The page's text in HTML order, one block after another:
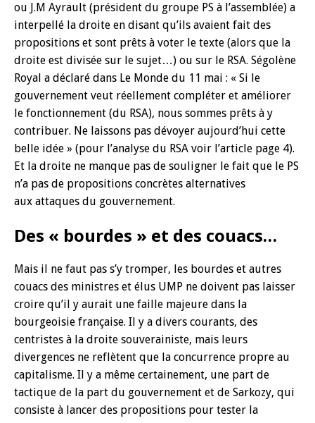
ou J.M Ayrault (président du groupe PS à l’assemblée) a
interpellé la droite en disant qu’ils avaient fait des
propositions et sont prêts à voter le texte (alors que la
droite est divisée sur le sujet…) ou sur le RSA. Ségolène
Royal a déclaré dans Le Monde du 11 mai : « Si le
gouvernement veut réellement compléter et améliorer
le fonctionnement (du RSA), nous sommes prêts à y
contribuer. Ne laissons pas dévoyer aujourd’hui cette
belle idée » (pour l’analyse du RSA voir l’article page 4).
Et la droite ne manque pas de souligner le fait que le PS
n’a pas de propositions concrètes alternatives
aux attaques du gouvernement.
Des « bourdes » et des couacs…
Mais il ne faut pas s’y tromper, les bourdes et autres
couacs des ministres et élus UMP ne doivent pas laisser
croire qu’il y aurait une faille majeure dans la
bourgeoisie française. Il y a divers courants, des
centristes à la droite souverainiste, mais leurs
divergences ne reflètent que la concurrence propre au
capitalisme. Il y a même certainement, une part de
tactique de la part du gouvernement et de Sarkozy, qui
consiste à lancer des propositions pour tester la